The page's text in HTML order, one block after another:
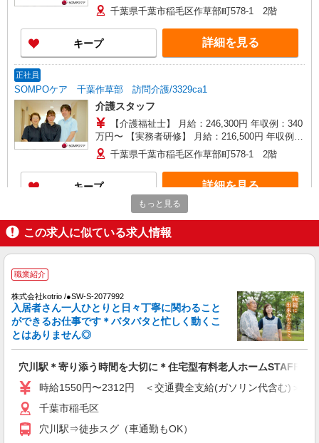
夜間（〜8:00、18:00〜）：時給2,250円〜 ＊日曜
祝日：時給2,100円〜 【実務者研修・初任者研修
（ヘルパー1級・2級）】 時給1,720円 ◎週20時間
以上勤務（社保加入者）の場合は時給1,770円 ＊
早朝夜間（〜8:00、18:00〜）：時給2,150円〜 ＊
が同時給 ◎キャンセル手当：職務時給の60％支給
千葉県千葉市稲毛区作草部町578-1 2階
キープ 詳細を見る
正社員
SOMPOケア 千葉作草部 訪問介護/3329ca1
介護スタッフ
【介護福祉士】 月給：246,300円 年収例：340
万円〜 【実務者研修】 月給：216,500円 年収例：
300万円〜 【初任者研修】 月給：207,700円 年収
例：290万円〜 ※職務手当、働きがい向上手当、
日祝手当（月平均2回分）等、毎月平均的に支払わ
れる手当を含みます。 ※介護福祉士のみ、特別職
務手当も含む ◎残業時は別途時間外手当支給（超
過1分〜） ◎賞与 基本給2.08ヶ月分/年支給
千葉県千葉市稲毛区作草部町578-1 2階
キープ 詳細を見る
SOMPOケア 千葉作草部 訪問介護/3329cc3
登録ヘルパー
ーーーーーーー
千葉県千葉市稲毛区作草部町578-1 2階
キープ 詳細を見る
派遣社員
株式会社トラストグロース 新宿本社 第1営業部
小規模多機能型居宅介護での介護士
もっと見る
この求人に似ている求人情報
職業紹介
株式会社kotrio /●SW-S-2077992
入居者さん一人ひとりと日々丁寧に関わること
ができるお仕事です＊バタバタと忙しく動くこ
とはありません◎
穴川駅＊寄り添う時間を大切に＊住宅型有料老人ホームSTAFF
時給1550円〜2312円 ＜交通費全支給(ガソリン代含む)＞
千葉市稲毛区
穴川駅⇒徒歩スグ（車通勤もOK）